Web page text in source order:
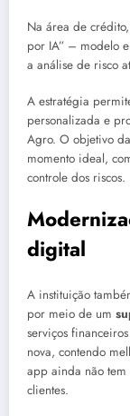
Na área de
por IA” – modelo
a análise de risco
A estratégia
personalizada e
Agro. O objetivo
momento ideal,
controle dos riscos.
digital
A instituição
por meio de um
serviços
nova, contendo
app ainda não
clientes.